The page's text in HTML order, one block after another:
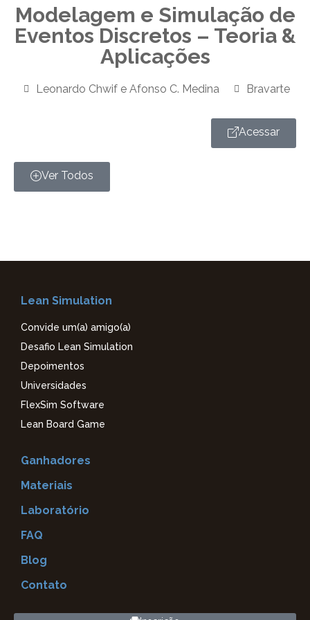
Modelagem e Simulação de
Eventos Discretos – Teoria &
Aplicações
Leonardo Chwif e Afonso C. Medina Bravarte
Acessar
Ver Todos
Lean Simulation
Convide um(a) amigo(a)
Desafio Lean Simulation
Depoimentos
Universidades
FlexSim Software
Lean Board Game
Ganhadores
Materiais
Laboratório
FAQ
Blog
Contato